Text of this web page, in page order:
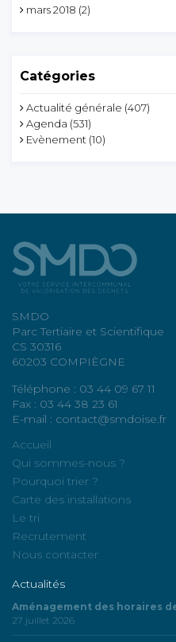
mars 2018 (2)
Catégories
Actualité générale (407)
Agenda (531)
Evènement (10)
SMDO
Parc Tertiaire et Scientifique
CS 30316
60203 COMPIÈGNE
Téléphone : 03 44 09 67 11
Fax : 03 44 38 23 61
E-mail : contact@smdoise.fr
Accueil
Qui sommes-nous ?
Pourquoi trier ?
Carte des installations
Le tri
Recrutement
Nous contacter
Actualités
Aménagement des horaires
27 juillet 2026